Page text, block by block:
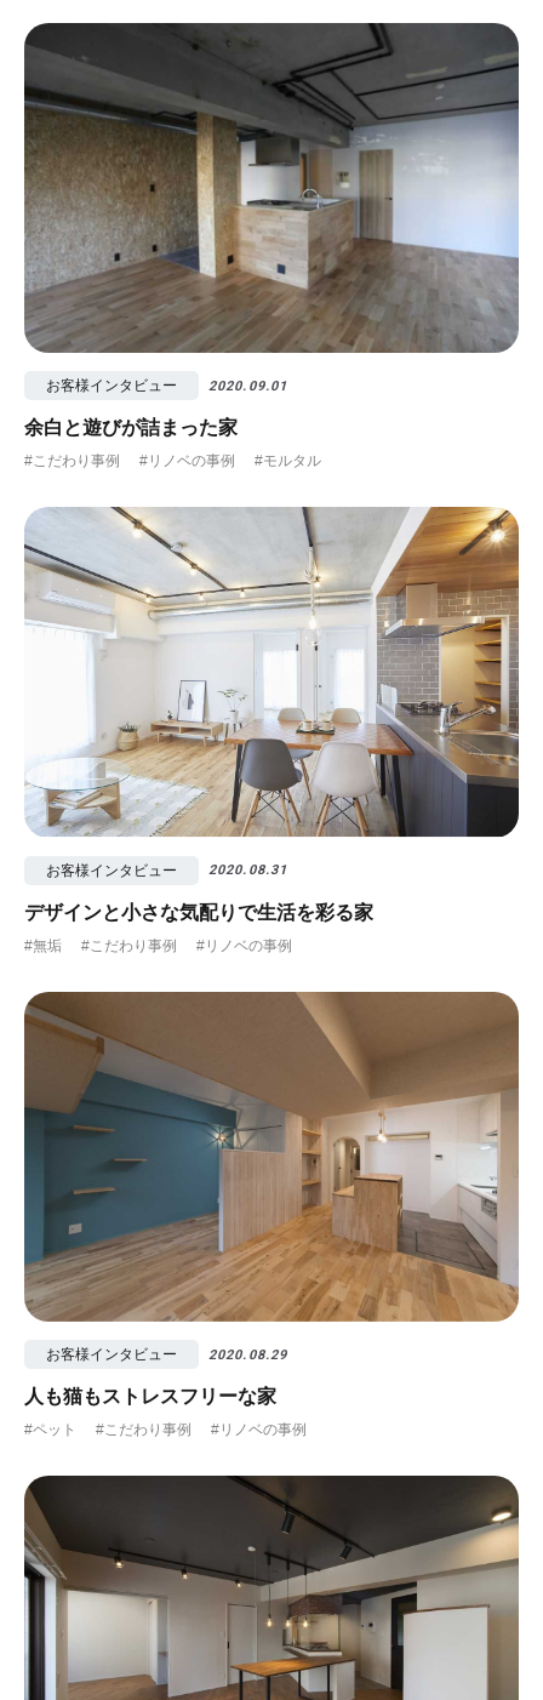
お客様インタビュー 2020.09.01
余白と遊びが詰まった家
#こだわり事例 #リノベの事例 #モルタル
お客様インタビュー 2020.08.31
デザインと小さな気配りで生活を彩る家
#無垢 #こだわり事例 #リノベの事例
お客様インタビュー 2020.08.29
人も猫もストレスフリーな家
#ペット #こだわり事例 #リノベの事例